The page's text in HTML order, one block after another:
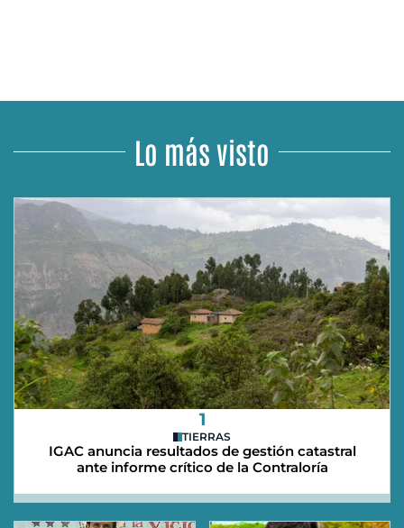
Lo más visto
1
TIERRAS
IGAC anuncia resultados de gestión catastral
ante informe crítico de la Contraloría